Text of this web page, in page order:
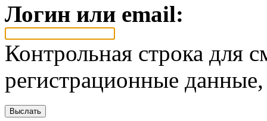
Логин или email:
Контрольная строка для
регистрационные